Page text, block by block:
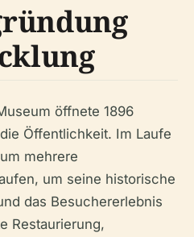
öffnete 1896
Öffentlichkeit. Im Laufe
mehrere
um seine historische
das Besuchererlebnis
Restaurierung,